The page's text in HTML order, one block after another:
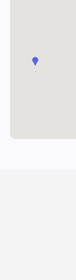
-